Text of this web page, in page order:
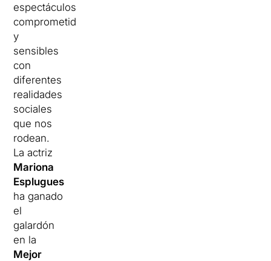
espectáculos
comprometidos
y
sensibles
con
diferentes
realidades
sociales
que nos
rodean.
La actriz
Mariona
Esplugues
ha ganado
el
galardón
en la
Mejor